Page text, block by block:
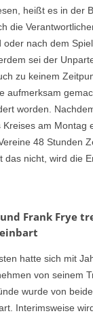
heißt es in der
die
nach dem
sei der
zu keinem
aufmerksam
worden.
am Montag
48 Stunden
das nicht, wird die
Frank Frye
hatte sich mit
von seinem
wurde von
Interimsweise